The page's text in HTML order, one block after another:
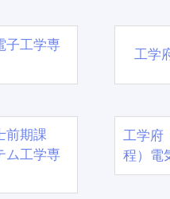
工学専
工学
期課
ム工学専
工学
程）電